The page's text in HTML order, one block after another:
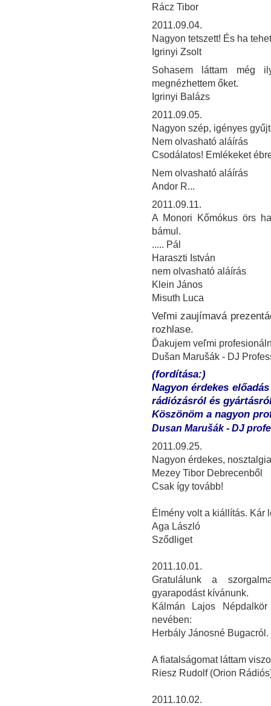
Rácz Tibor
2011.09.04.
Nagyon tetszett! És ha
Igrinyi Zsolt
Sohasem láttam még
megnézhettem őket.
Igrinyi Balázs
2011.09.05.
Nagyon szép, igényes
Nem olvasható aláírás
Csodálatos! Emlékeket
Nem olvasható aláírás
Andor R...
2011.09.11.
A Monori Kőmókus örs
bámul.
..... Pál
Haraszti István
nem olvasható aláírás
Klein János
Misuth Luca
Veľmi zaujímavá
rozhlase.
Ďakujem veľmi
Dušan Marušák - DJ
(fordítása:)
Nagyon érdekes
rádiózásról és
Köszönöm a nagyon
Dusan Marušák - DJ
2011.09.25.
Nagyon érdekes,
Mezey Tibor Debrecenből
Csak így tovább!
Élmény volt a kiállítás. Kár
Aga László
Sződliget
2011.10.01.
Gratulálunk a
gyarapodást kívánunk.
Kálmán Lajos
nevében:
Herbály Jánosné Bugacról.
A fiatalságomat láttam
Riesz Rudolf (Orion
2011.10.02.